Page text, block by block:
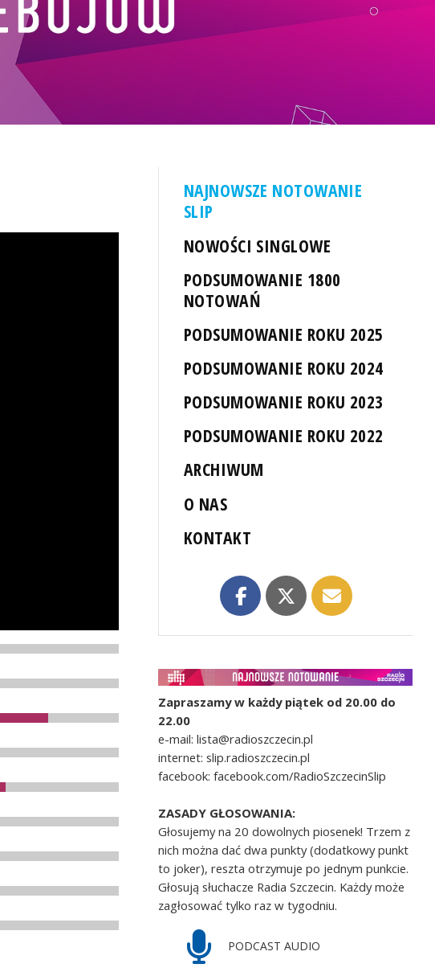
NAJNOWSZE NOTOWANIE
SLIP
NOWOŚCI SINGLOWE
PODSUMOWANIE 1800
NOTOWAŃ
PODSUMOWANIE ROKU 2025
PODSUMOWANIE ROKU 2024
PODSUMOWANIE ROKU 2023
PODSUMOWANIE ROKU 2022
ARCHIWUM
O NAS
KONTAKT
Zapraszamy w każdy piątek od 20.00 do
22.00
e-mail: lista@radioszczecin.pl
internet: slip.radioszczecin.pl
facebook: facebook.com/RadioSzczecinSlip
ZASADY GŁOSOWANIA:
Głosujemy na 20 dowolnych piosenek! Trzem z
nich można dać dwa punkty (dodatkowy punkt
to joker), reszta otrzymuje po jednym punkcie.
Głosują słuchacze Radia Szczecin. Każdy może
zagłosować tylko raz w tygodniu.
PODCAST AUDIO